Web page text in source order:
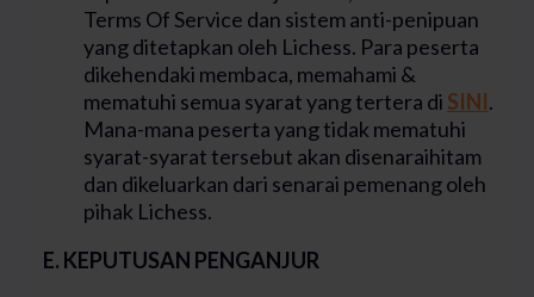
Terms Of Service dan sistem anti-penipuan
yang ditetapkan oleh Lichess. Para peserta
dikehendaki membaca, memahami &
mematuhi semua syarat yang tertera di SINI.
Mana-mana peserta yang tidak mematuhi
syarat-syarat tersebut akan disenaraihitam
dan dikeluarkan dari senarai pemenang oleh
pihak Lichess.
E. KEPUTUSAN PENGANJUR